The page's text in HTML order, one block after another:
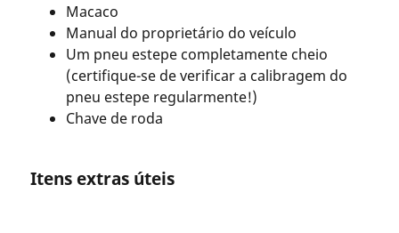
Macaco
Manual do proprietário do veículo
Um pneu estepe completamente cheio
(certifique-se de verificar a calibragem do
pneu estepe regularmente!)
Chave de roda
Itens extras úteis